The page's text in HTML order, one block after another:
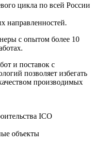
цикла по всей России
направленностей.
с опытом более 10
и поставок с
позволяет избегать
производимых
ICO
объекты